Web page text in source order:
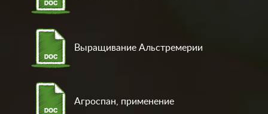
Выращивание Альстремерии
Агроспан, применение